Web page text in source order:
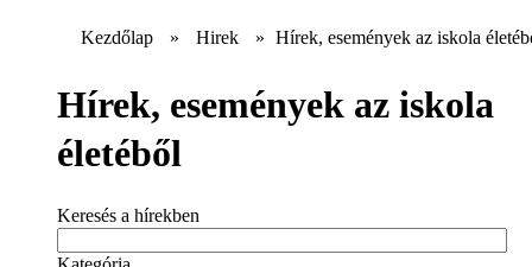
Kezdőlap » Hirek » Hírek, események az iskola
Hírek, események az iskola
életéből
Keresés a hírekben